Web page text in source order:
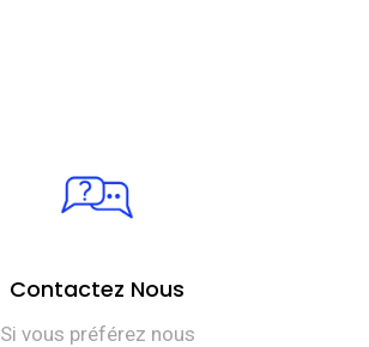
Contactez Nous
Si vous préférez nous